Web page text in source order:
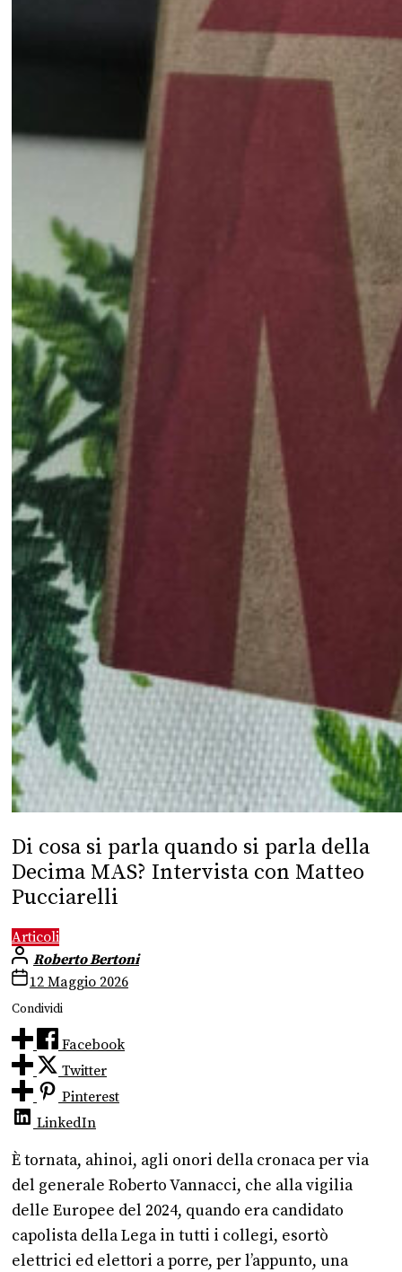
Di cosa si parla quando si parla della
Decima MAS? Intervista con Matteo
Pucciarelli
Articoli
Roberto Bertoni
12 Maggio 2026
Condividi
Facebook
Twitter
Pinterest
LinkedIn
È tornata, ahinoi, agli onori della cronaca per via
del generale Roberto Vannacci, che alla vigilia
delle Europee del 2024, quando era candidato
capolista della Lega in tutti i collegi, esortò
elettrici ed elettori a porre, per l’appunto, una